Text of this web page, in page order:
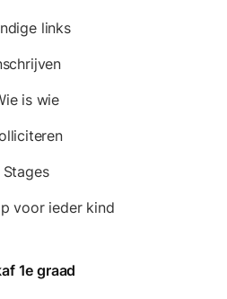
links
is wie
Stages
voor ieder kind
1e graad